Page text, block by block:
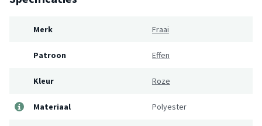
Merk Fraai
Patroon Effen
Kleur Roze
Materiaal Polyester